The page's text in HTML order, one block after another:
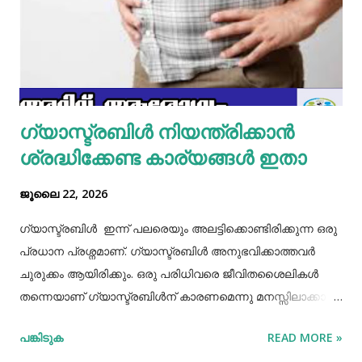
മാവൊഴിച്ചു ദോശ ചുട്ടെടുക്കാം. ഇനി ഒരു പാത്രത്തിൽ മുട്ട
പൊട്ടിച്ച് ഒഴിക്കാം കൂടെത്തന്നെ പാൽ, കുരുമുളകുപൊടി, ഉപ്പ്,
മല്ലിയില എന്നിവ ചേർത്തൊരു മിക്സ്‌ തയാറാക്കാം. ഇനി
ഒരു പാനിൽ കുറച്ച് നെയ്യ് തടവിയ ശേഷം അതിൽ തയാ...
ഗ്യാസ്ട്രബിൾ നിയന്ത്രിക്കാൻ
ശ്രദ്ധിക്കേണ്ട കാര്യങ്ങൾ ഇതാ
ജൂലൈ 22, 2026
ഗ്യാസ്ട്രബിൾ ഇന്ന് പലരെയും അലട്ടിക്കൊണ്ടിരിക്കുന്ന ഒരു
പ്രധാന പ്രശ്നമാണ്. ഗ്യാസ്ട്രബിൾ അനുഭവിക്കാത്തവർ
ചുരുക്കം ആയിരിക്കും. ഒരു പരിധിവരെ ജീവിതശൈലികൾ
തന്നെയാണ് ഗ്യാസ്ട്രബിൾന് കാരണമെന്നു മനസ്സിലാക്കാം.
കഴിക്കൽ, ഭക്ഷണം ചവച്ചരച്ച് കഴിക്കാതിരിക്കൽ, വിശപ്പും
പങ്കിടുക READ MORE »